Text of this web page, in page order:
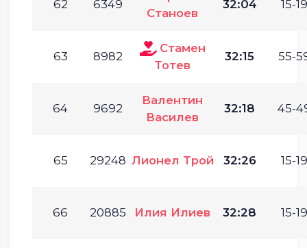
62 6349
Станоев
32:04 15-
63 8982
Стамен
Тотев
32:15 55-
64 9692
Валентин
Василев
32:18 45-
65 29248 Лионел Трой 32:26 15-
66 20885 Илия Илиев 32:28 15-